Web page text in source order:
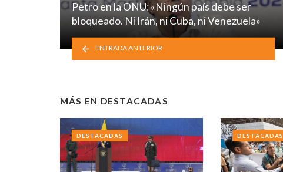
Petro en la ONU: «Ningún país debe ser
bloqueado. Ni Irán, ni Cuba, ni Venezuela»
ENTRADA ANTERIOR
MÁS EN DESTACADAS
DESTACADAS DESTACADAS